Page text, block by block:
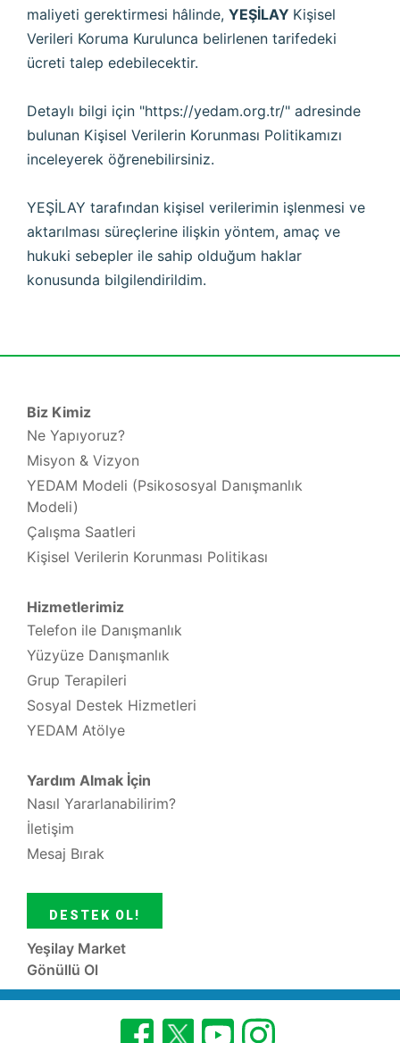
maliyeti gerektirmesi hâlinde, YEŞİLAY Kişisel
Verileri Koruma Kurulunca belirlenen tarifedeki
ücreti talep edebilecektir.
Detaylı bilgi için "https://yedam.org.tr/" adresinde
bulunan Kişisel Verilerin Korunması Politikamızı
inceleyerek öğrenebilirsiniz.
YEŞİLAY tarafından kişisel verilerimin işlenmesi ve
aktarılması süreçlerine ilişkin yöntem, amaç ve
hukuki sebepler ile sahip olduğum haklar
konusunda bilgilendirildim.
Biz Kimiz
Ne Yapıyoruz?
Misyon & Vizyon
YEDAM Modeli (Psikososyal Danışmanlık
Modeli)
Çalışma Saatleri
Kişisel Verilerin Korunması Politikası
Hizmetlerimiz
Telefon ile Danışmanlık
Yüzyüze Danışmanlık
Grup Terapileri
Sosyal Destek Hizmetleri
YEDAM Atölye
Yardım Almak İçin
Nasıl Yararlanabilirim?
İletişim
Mesaj Bırak
DESTEK OL!
Yeşilay Market
Gönüllü Ol